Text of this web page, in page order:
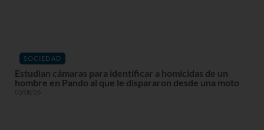
SOCIEDAD
Estudian cámaras para identificar a homicidas de un
hombre en Pando al que le dispararon desde una moto
03/08/26